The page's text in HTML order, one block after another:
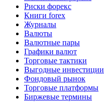
Риски форекс
Книги forex
Журналы
Валюты
Валютные пары
Графики валют
Торговые тактики
Выгодные инвестиции
Фондовый рынок
Торговые платформы
Биржевые термины